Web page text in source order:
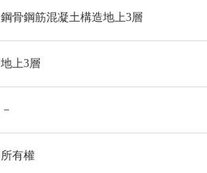
鋼骨鋼筋混凝土構造地上3層
地上3層
－
所有權